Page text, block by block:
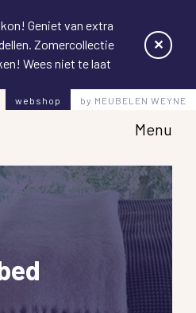
Geniet van extra
Zomercollectie
Wees niet te laat
✕
webshop by MEUBELEN WEYNE
Menu